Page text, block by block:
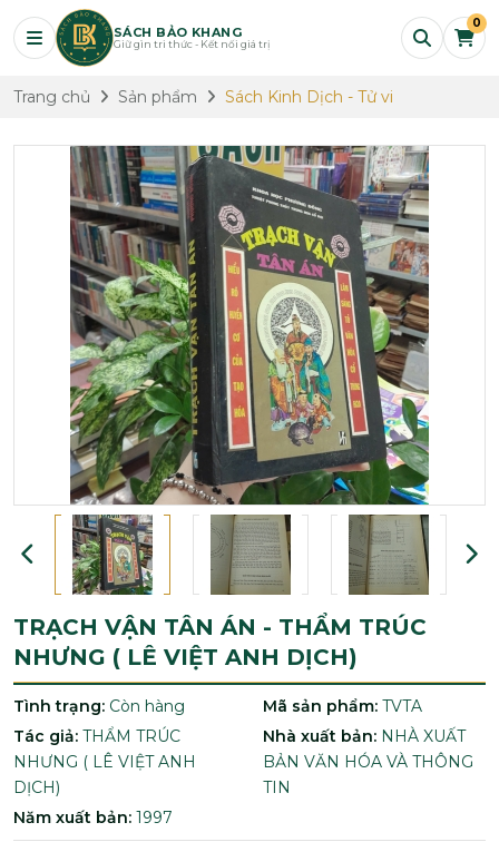
SÁCH BẢO KHANG
Giữ gìn tri thức - Kết nối giá trị
0
Trang chủ Sản phẩm Sách Kinh Dịch - Tử vi
TRẠCH VẬN TÂN ÁN - THẨM TRÚC
NHƯNG ( LÊ VIỆT ANH DỊCH)
Tình trạng: Còn hàng Mã sản phẩm: TVTA
Tác giả: THẨM TRÚC
NHƯNG ( LÊ VIỆT ANH
DỊCH)
Nhà xuất bản: NHÀ XUẤT
BẢN VĂN HÓA VÀ THÔNG
TIN
Năm xuất bản: 1997